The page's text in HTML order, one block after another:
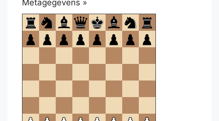
Metagegevens »
om
te
openen.